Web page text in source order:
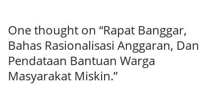
One thought on “Rapat Banggar,
Bahas Rasionalisasi Anggaran, Dan
Pendataan Bantuan Warga
Masyarakat Miskin.”